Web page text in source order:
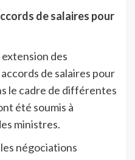
de salaires pour
des
de salaires pour
le cadre de différentes
été soumis à
ministres.
négociations